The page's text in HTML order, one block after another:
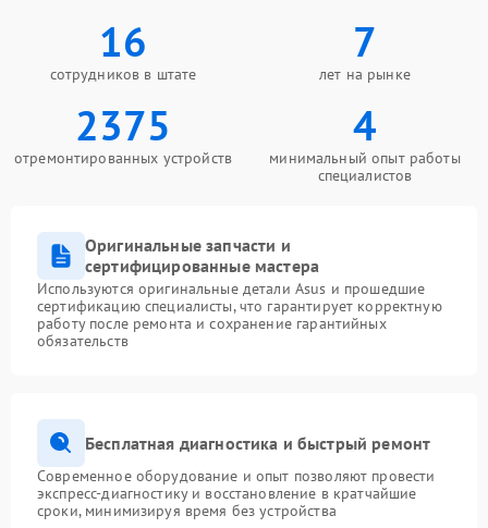
16
сотрудников в штате
7
лет на рынке
2375
отремонтированных устройств
4
минимальный опыт работы
специалистов
Оригинальные запчасти и
сертифицированные мастера
Используются оригинальные детали Asus и прошедшие
сертификацию специалисты, что гарантирует корректную
работу после ремонта и сохранение гарантийных
обязательств
Бесплатная диагностика и быстрый ремонт
Современное оборудование и опыт позволяют провести
экспресс-диагностику и восстановление в кратчайшие
сроки, минимизируя время без устройства